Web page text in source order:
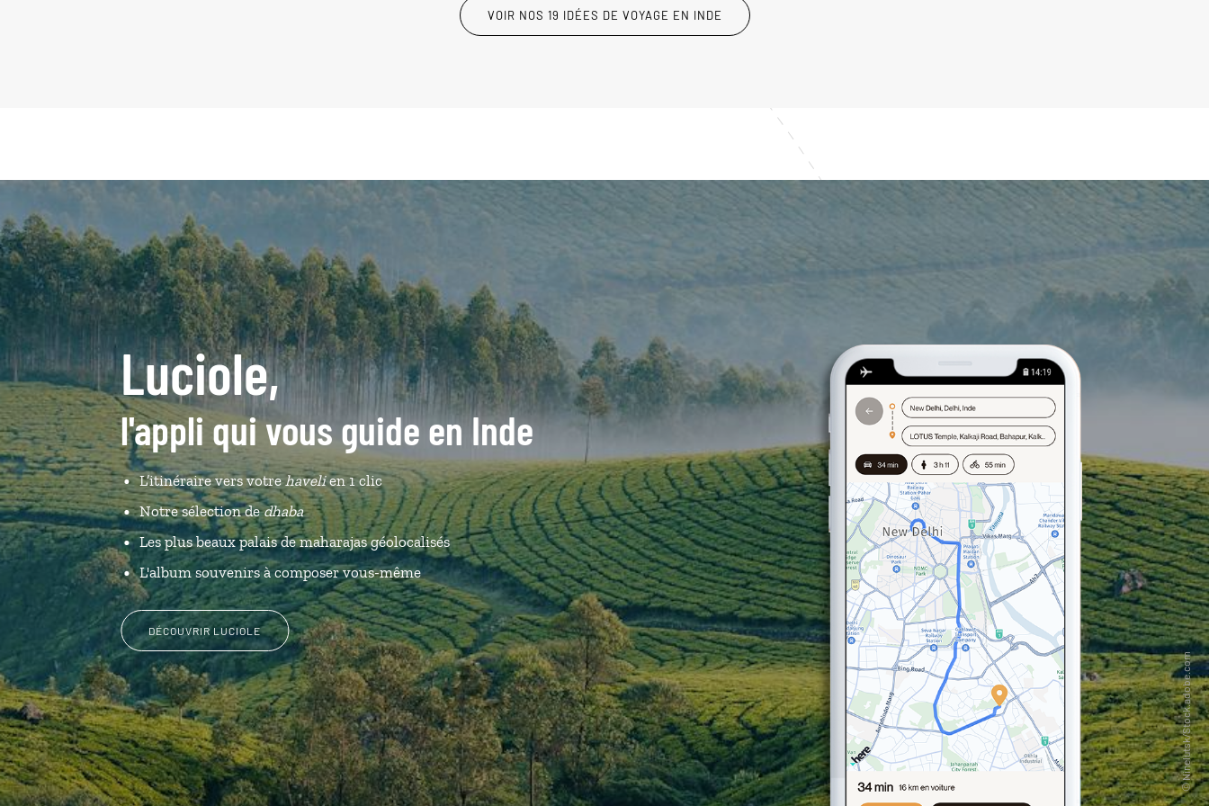
VOIR NOS 19 IDÉES DE VOYAGE EN INDE
Luciole,
l'appli qui vous guide en Inde
L’itinéraire vers votre havelien 1 clic
Notre sélection dedhaba
Les plus beaux palais de maharajas géolocalisés
L'album souvenirs à composer vous-même
DÉCOUVRIR LUCIOLE